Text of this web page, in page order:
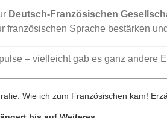
Deutsch-Französischen
französischen Sprache bestärken
– vielleicht gab es ganz andere
Wie ich zum Französischen kam!